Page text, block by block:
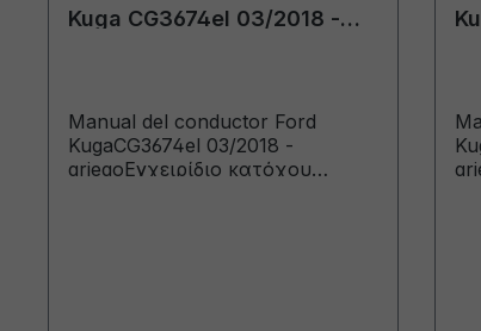
Kuga CG3674el 03/2018 -
Manual del conductor Ford
KugaCG3674el 03/2018 -
griegoΕγχειρίδιο κατόχου